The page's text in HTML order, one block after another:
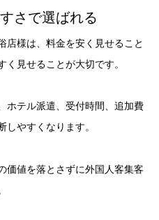
さで選ばれる
店様は、料金を安く見せること
く見せることが大切です。
ホテル派遣、受付時間、追加費
しやすくなります。
価値を落とさずに外国人客集客